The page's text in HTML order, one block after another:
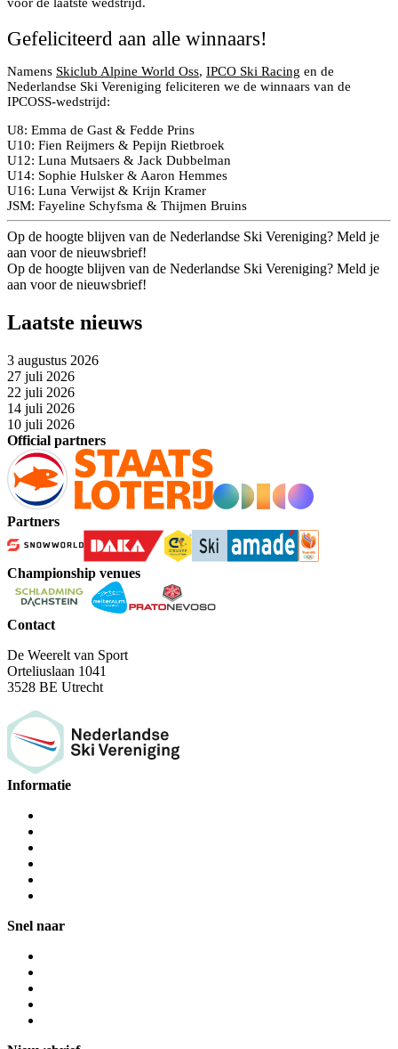
voor de laatste wedstrijd.
Gefeliciteerd aan alle winnaars!
Namens Skiclub Alpine World Oss, IPCO Ski Racing en de
Nederlandse Ski Vereniging feliciteren we de winnaars van de
IPCOSS-wedstrijd:
U8: Emma de Gast & Fedde Prins
U10: Fien Reijmers & Pepijn Rietbroek
U12: Luna Mutsaers & Jack Dubbelman
U14: Sophie Hulsker & Aaron Hemmes
U16: Luna Verwijst & Krijn Kramer
JSM: Fayeline Schyfsma & Thijmen Bruins
Op de hoogte blijven van de Nederlandse Ski Vereniging? Meld je
aan voor de nieuwsbrief!
Op de hoogte blijven van de Nederlandse Ski Vereniging? Meld je
aan voor de nieuwsbrief!
Laatste nieuws
3 augustus 2026
27 juli 2026
22 juli 2026
14 juli 2026
10 juli 2026
Official partners
Partners
Championship venues
Contact
De Weerelt van Sport
Orteliuslaan 1041
3528 BE Utrecht
Informatie
Snel naar